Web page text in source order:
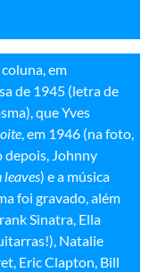
em
de 1945 (letra de
que Yves
, em 1946 (na foto,
depois, Johnny
) e a música
foi gravado, além
Sinatra, Ella
Natalie
Eric Clapton, Bill